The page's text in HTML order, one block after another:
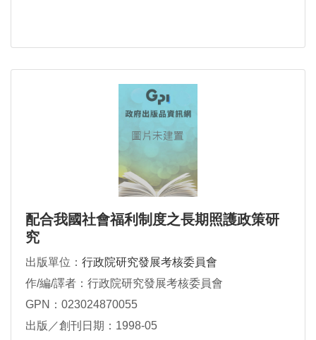
配合我國社會福利制度之長期照護政策研
究
出版單位： 行政院研究發展考核委員會
作/編/譯者：行政院研究發展考核委員會
GPN：023024870055
出版／創刊日期：1998-05